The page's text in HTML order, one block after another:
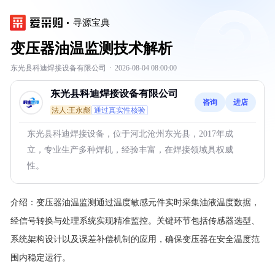
寻源宝典
变压器油温监测技术解析
东光县科迪焊接设备有限公司 · 2026-08-04 08:00:00
东光县科迪焊接设备有限公司
法人:王永彪 通过真实性核验
咨询 进店
东光县科迪焊接设备，位于河北沧州东光县，2017年成
立，专业生产多种焊机，经验丰富，在焊接领域具权威
性。
介绍： 变压器油温监测通过温度敏感元件实时采集油液温度数据，
经信号转换与处理系统实现精准监控。关键环节包括传感器选型、
系统架构设计以及误差补偿机制的应用，确保变压器在安全温度范
围内稳定运行。